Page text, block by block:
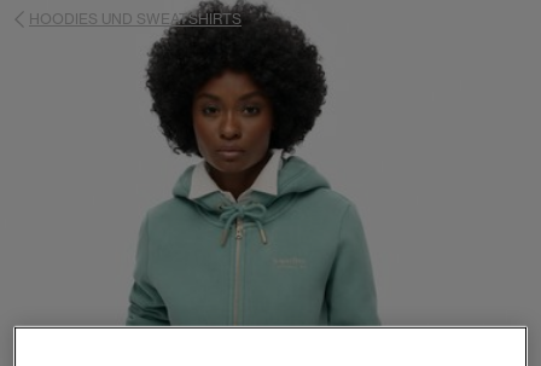
HOODIES UND SWEATSHIRTS